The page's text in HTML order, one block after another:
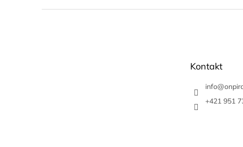
Kontakt
info@
+421 951